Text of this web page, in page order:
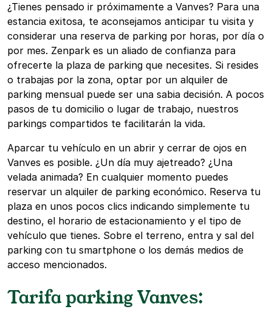
¿Tienes pensado ir próximamente a Vanves? Para una
estancia exitosa, te aconsejamos anticipar tu visita y
considerar una reserva de parking por horas, por día o
por mes. Zenpark es un aliado de confianza para
ofrecerte la plaza de parking que necesites. Si resides
o trabajas por la zona, optar por un alquiler de
parking mensual puede ser una sabia decisión. A pocos
pasos de tu domicilio o lugar de trabajo, nuestros
parkings compartidos te facilitarán la vida.
Aparcar tu vehículo en un abrir y cerrar de ojos en
Vanves es posible. ¿Un día muy ajetreado? ¿Una
velada animada? En cualquier momento puedes
reservar un alquiler de parking económico. Reserva tu
plaza en unos pocos clics indicando simplemente tu
destino, el horario de estacionamiento y el tipo de
vehículo que tienes. Sobre el terreno, entra y sal del
parking con tu smartphone o los demás medios de
acceso mencionados.
Tarifa parking Vanves: